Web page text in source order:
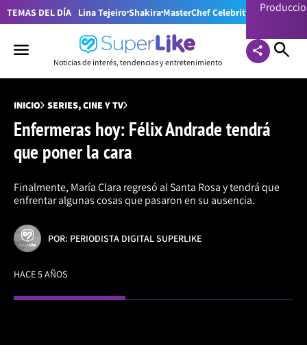
TEMAS DEL DÍA Lina TejeiroShakira MasterChef Celebrity Colombia
Noticias de interés, tendencias y entretenimiento
INICIO SERIES, CINE Y TV
Enfermeras hoy: Félix Andrade tendrá
que poner la cara
Finalmente, María Clara regresó al Santa Rosa y tendrá que
enfrentar algunas cosas que pasaron en su ausencia.
POR: PERIODISTA DIGITAL SUPERLIKE
HACE 5 AÑOS